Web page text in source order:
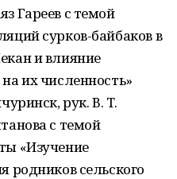
Гареев с темой
сурков-байбаков в
и влияние
их численность»
рук. В. Т.
с темой
«Изучение
родников сельского